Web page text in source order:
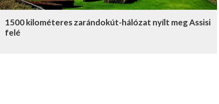
1500 kilométeres zarándokút-hálózat nyílt meg Assisi
felé